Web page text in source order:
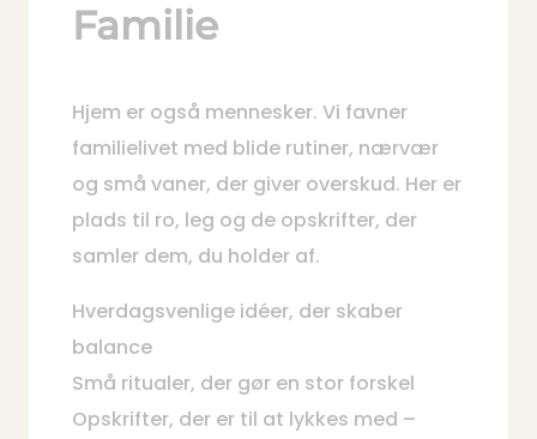
Familie
Hjem er også mennesker. Vi favner
familielivet med blide rutiner, nærvær
og små vaner, der giver overskud. Her er
plads til ro, leg og de opskrifter, der
samler dem, du holder af.
Hverdagsvenlige idéer, der skaber
balance
Små ritualer, der gør en stor forskel
Opskrifter, der er til at lykkes med –